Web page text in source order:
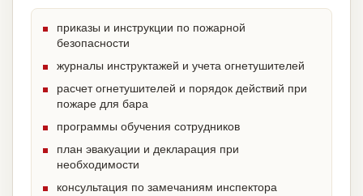
приказы и инструкции по пожарной
безопасности
журналы инструктажей и учета огнетушителей
расчет огнетушителей и порядок действий при
пожаре для бара
программы обучения сотрудников
план эвакуации и декларация при
необходимости
консультация по замечаниям инспектора